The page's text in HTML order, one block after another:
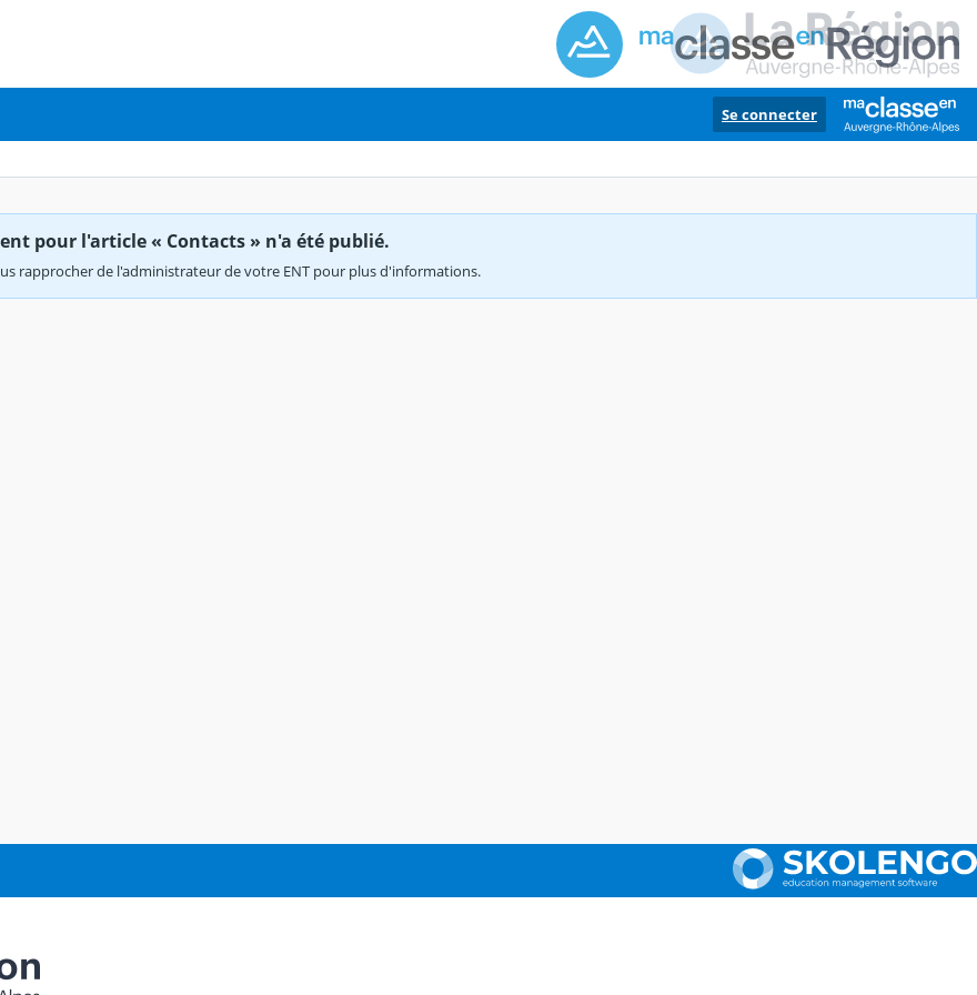
Se connecter
pour l'article « Contacts » n'a été publié.
rapprocher de l'administrateur de votre ENT pour plus d'informations.